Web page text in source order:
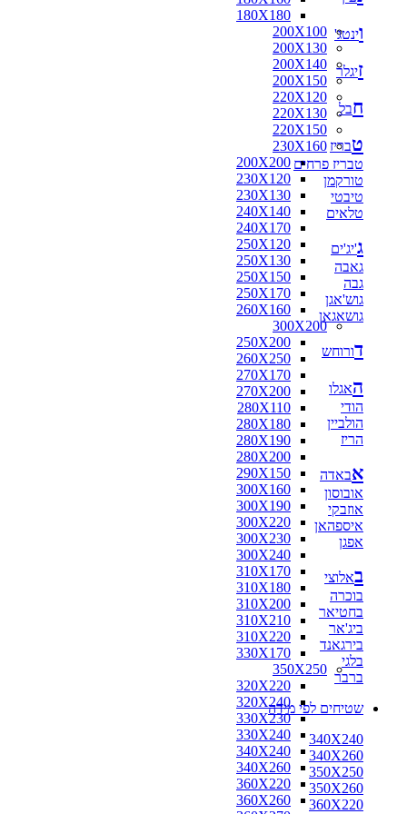
180X180
200X100
200X130
200X140
200X150
220X120
220X130
220X150
230X160
200X200
230X120
230X130
240X140
240X170
250X120
250X130
250X150
250X170
260X160
300X200
250X200
260X250
270X170
270X200
280X110
280X180
280X190
280X200
290X150
300X160
300X190
300X220
300X230
300X240
310X170
310X180
310X200
310X210
310X220
330X170
350X250
320X220
320X240
330X230
330X240
340X240
340X260
360X220
360X260
וינטג'
זיגלר
חבל
טבריז
טבריז פרחים
טורקמן
טיבטי
טלאים
ג'יג'ים
גאבה
גבה
גוש'אגן
גושאגאן
דורוחש
האגלו
הודי
הולביין
הריז
אבאדה
אובוסון
אוזבקי
איספהאן
אפגן
באלוצי
בוכרה
בחטיאר
ביג'אר
בירגאנד
בלגי
ברבר
שטיחים לפי מידה
340X240
340X260
350X250
350X260
360X220